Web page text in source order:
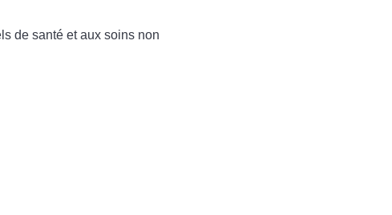
de santé et aux soins non